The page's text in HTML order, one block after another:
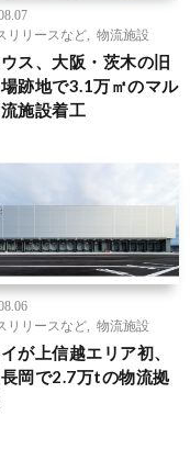
リリースなど
物流施設
ス、大阪・茨木の旧
跡地で3.1万㎡のマル
施設着工
リリースなど
物流施設
が上信越エリア初、
岡で2.7万tの物流拠